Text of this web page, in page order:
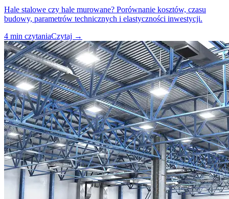
Hale stalowe czy hale murowane? Porównanie kosztów, czasu
budowy, parametrów technicznych i elastyczności inwestycji.
4 min czytaniaCzytaj →